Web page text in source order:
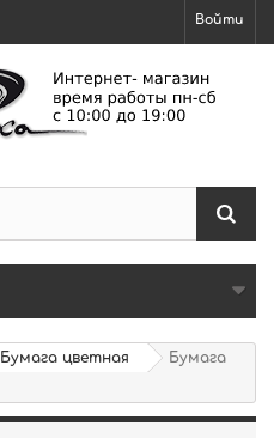
Войти
Бумага цветная
Бумага